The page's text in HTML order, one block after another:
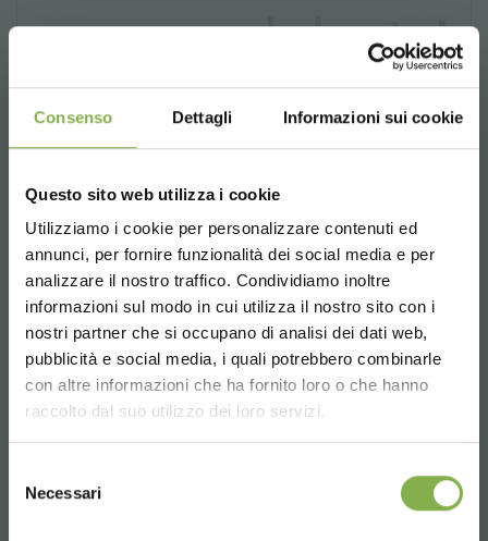
Consenso Dettagli Informazioni sui cookie
Questo sito web utilizza i cookie
Utilizziamo i cookie per personalizzare contenuti ed
annunci, per fornire funzionalità dei social media e per
analizzare il nostro traffico. Condividiamo inoltre
informazioni sul modo in cui utilizza il nostro sito con i
nostri partner che si occupano di analisi dei dati web,
pubblicità e social media, i quali potrebbero combinarle
con altre informazioni che ha fornito loro o che hanno
raccolto dal suo utilizzo dei loro servizi.
delNecessari
Repuestos para carritos, Características:
Madera para base carritos, Paquete: 50
Choose the country you are in and your
language for a better browsing experience